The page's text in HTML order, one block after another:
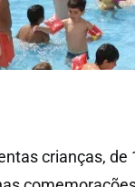
crianças,